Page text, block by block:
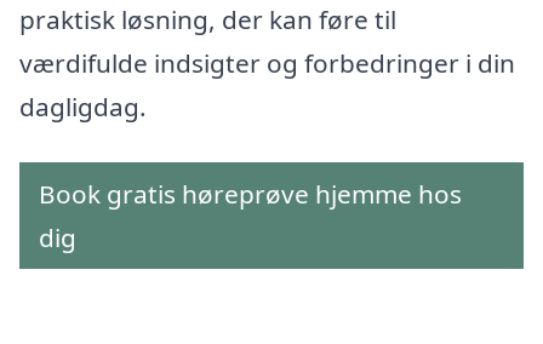
praktisk løsning, der kan føre til
værdifulde indsigter og forbedringer i din
dagligdag.
Book gratis høreprøve hjemme hos
dig